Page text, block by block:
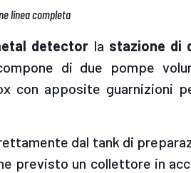
linea completa
detector la stazione di
di due pompe
con apposite guarnizioni
dal tank di
previsto un collettore in